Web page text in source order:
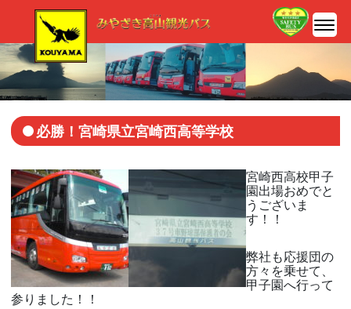
必勝！宮崎県立宮崎西高等学校
宮崎西高校甲子
園出場おめでと
うございま
す！！
弊社も応援団の
方々を乗せて、
甲子園へ行って
参りました！！